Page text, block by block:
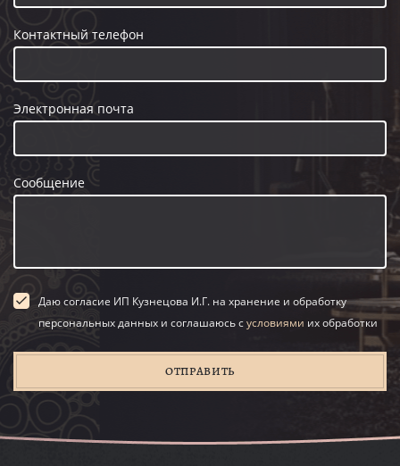
Контактный телефон
Электронная почта
Сообщение
Даю согласие ИП Кузнецова И.Г. на хранение и обработку
персональных данных и соглашаюсь сусловиями их обработки
ОТПРАВИТЬ